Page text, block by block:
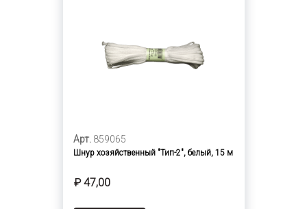
Арт. 859065
Шнур хозяйственный "Тип-2", белый, 15 м
₽ 47,00